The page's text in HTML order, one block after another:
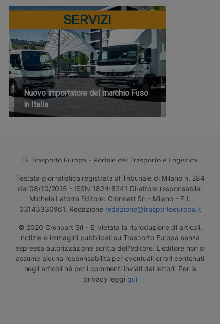
SERVIZI
Nuovo importatore del marchio Fuso
in Italia
TE Trasporto Europa - Portale del Trasporto e Logistica.
Testata giornalistica registrata al Tribunale di Milano n. 284
del 08/10/2015 - ISSN 1824-8241 Direttore responsabile:
Michele Latorre Editore: Cronoart Srl - Milano - P.I.
03143330961. Redazione redazione@trasportoeuropa.it
© 2020 Cronoart Srl - E' vietata la riproduzione di articoli,
notizie e immagini pubblicati su Trasporto Europa senza
espressa autorizzazione scritta dell'editore. L'editore non si
assume alcuna responsabilità per eventuali errori contenuti
negli articoli né per i commenti inviati dai lettori. Per la
privacy leggi qui